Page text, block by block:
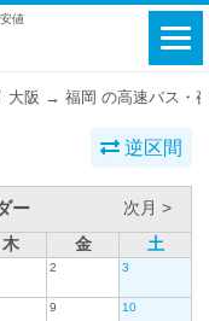
値
大阪 → 福岡 の高速バス・
逆区間
ー
次月 >
木 金 土
2 3
9 10